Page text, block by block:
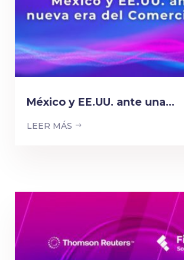
México y EE.UU. ante una...
LEER MÁS